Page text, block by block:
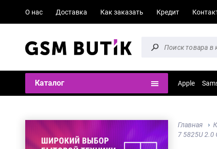
О нас Доставка Как заказать Кредит
Каталог Apple
Главная
7 5825U 2.0